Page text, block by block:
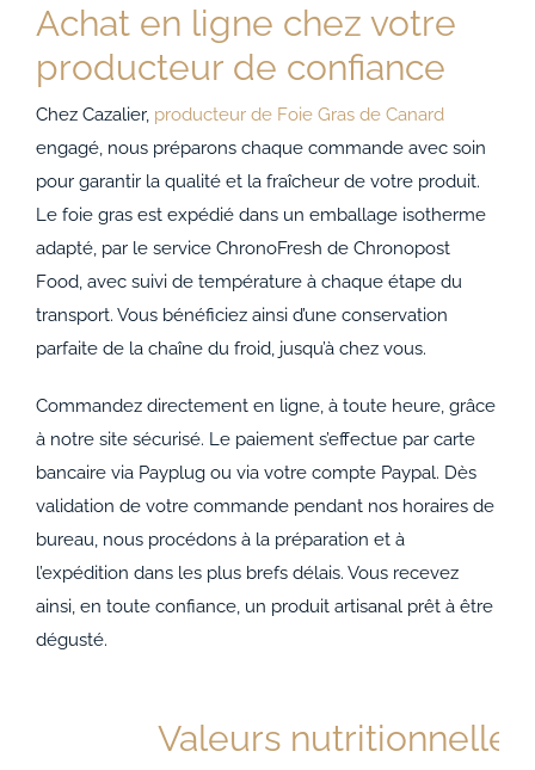
Achat en ligne chez votre
producteur de confiance
Chez Cazalier, producteur de Foie Gras de Canard
engagé, nous préparons chaque commande avec soin
pour garantir la qualité et la fraîcheur de votre produit.
Le foie gras est expédié dans un emballage isotherme
adapté, par le service ChronoFresh de Chronopost
Food, avec suivi de température à chaque étape du
transport. Vous bénéficiez ainsi d’une conservation
parfaite de la chaîne du froid, jusqu’à chez vous.
Commandez directement en ligne, à toute heure, grâce
à notre site sécurisé. Le paiement s’effectue par carte
bancaire via Payplug ou via votre compte Paypal. Dès
validation de votre commande pendant nos horaires de
bureau, nous procédons à la préparation et à
l’expédition dans les plus brefs délais. Vous recevez
ainsi, en toute confiance, un produit artisanal prêt à être
dégusté.
Valeurs nutritionnelles